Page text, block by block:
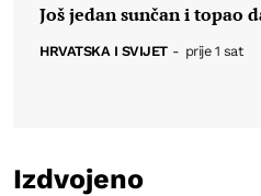
Još jedan sunčan i topao
HRVATSKA I SVIJET - prije 1 sat
Izdvojeno